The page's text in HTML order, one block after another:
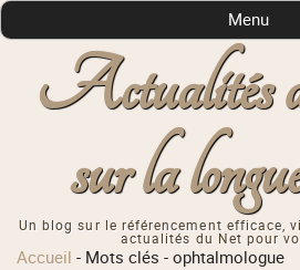
sur la
Un blog sur le référencement efficace,
actualités du Net pour
Menu
Accueil - Mots clés -ophtalmologue